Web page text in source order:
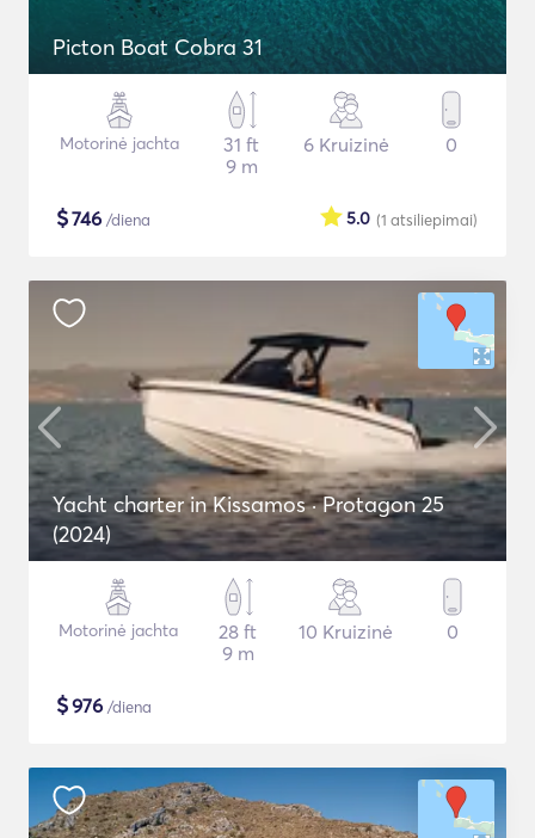
Picton Boat Cobra 31
Motorinė jachta
31 ft
9 m
6 Kruizinė 0
$746 /diena (1 atsiliepimai)
5.0
Yacht charter in Kissamos · Protagon 25
(2024)
Motorinė jachta
28 ft
9 m
10 Kruizinė 0
$976 /diena